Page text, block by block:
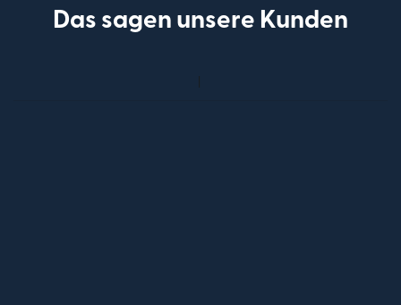
Das sagen unsere Kunden